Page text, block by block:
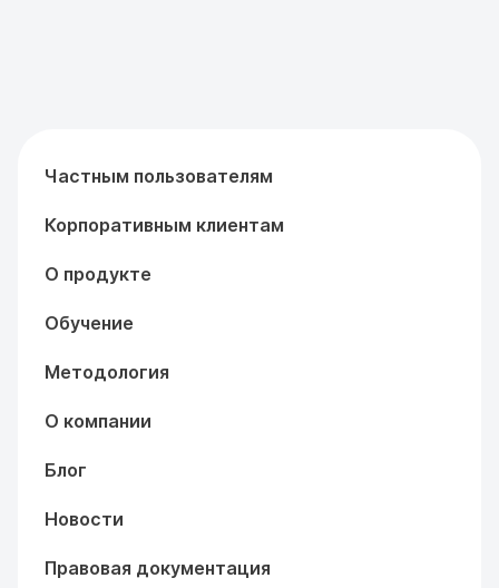
Частным пользователям
Корпоративным клиентам
О продукте
Обучение
Методология
О компании
Блог
Новости
Правовая документация